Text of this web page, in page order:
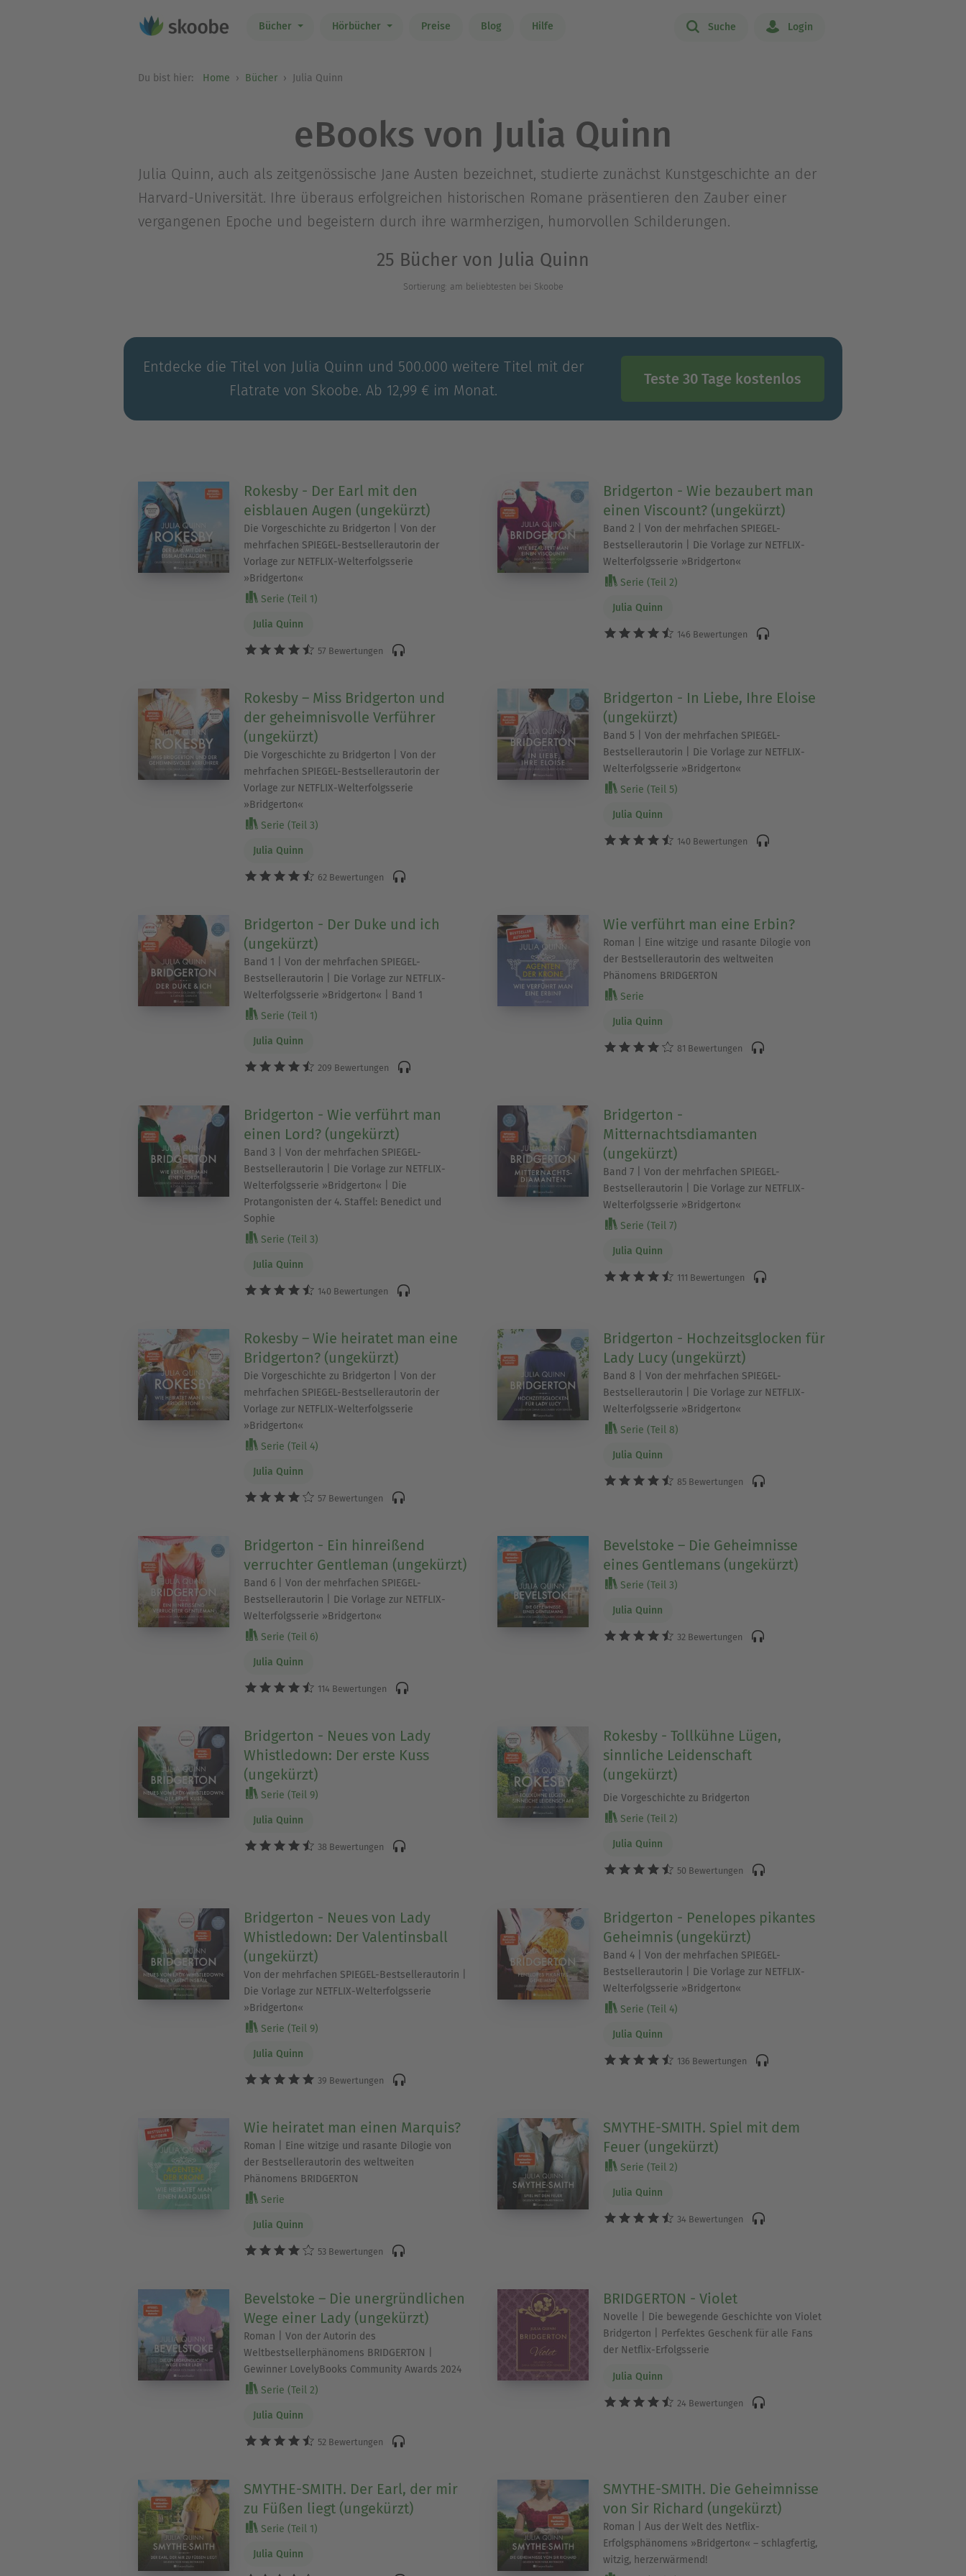
Bücher Hörbücher Preise Blog Hilfe Suche Login
Du bist hier: Home Bücher Julia Quinn
eBooks von Julia Quinn
Julia Quinn, auch als zeitgenössische Jane Austen bezeichnet, studierte zunächst Kunstgeschichte an der
Harvard-Universität. Ihre überaus erfolgreichen historischen Romane präsentieren den Zauber einer
vergangenen Epoche und begeistern durch ihre warmherzigen, humorvollen Schilderungen.
25 Bücher von Julia Quinn
Sortierung: am beliebtesten bei Skoobe
Entdecke die Titel von Julia Quinn und 500.000 weitere Titel mit der
Flatrate von Skoobe. Ab 12,99 € im Monat.
Teste 30 Tage kostenlos
Rokesby - Der Earl mit den
eisblauen Augen (ungekürzt)
Die Vorgeschichte zu Bridgerton | Von der
mehrfachen SPIEGEL-Bestsellerautorin der
Vorlage zur NETFLIX-Welterfolgsserie
»Bridgerton«
Serie (Teil 1)
Julia Quinn
57 Bewertungen
Bridgerton - Wie bezaubert man
einen Viscount? (ungekürzt)
Band 2 | Von der mehrfachen SPIEGEL-
Bestsellerautorin | Die Vorlage zur NETFLIX-
Welterfolgsserie »Bridgerton«
Serie (Teil 2)
Julia Quinn
146 Bewertungen
Rokesby – Miss Bridgerton und
der geheimnisvolle Verführer
(ungekürzt)
Die Vorgeschichte zu Bridgerton | Von der
mehrfachen SPIEGEL-Bestsellerautorin der
Vorlage zur NETFLIX-Welterfolgsserie
»Bridgerton«
Serie (Teil 3)
Julia Quinn
62 Bewertungen
Bridgerton - In Liebe, Ihre Eloise
(ungekürzt)
Band 5 | Von der mehrfachen SPIEGEL-
Bestsellerautorin | Die Vorlage zur NETFLIX-
Welterfolgsserie »Bridgerton«
Serie (Teil 5)
Julia Quinn
140 Bewertungen
Bridgerton - Der Duke und ich
(ungekürzt)
Band 1 | Von der mehrfachen SPIEGEL-
Bestsellerautorin | Die Vorlage zur NETFLIX-
Welterfolgsserie »Bridgerton« | Band 1
Serie (Teil 1)
Julia Quinn
209 Bewertungen
Wie verführt man eine Erbin?
Roman | Eine witzige und rasante Dilogie von
der Bestsellerautorin des weltweiten
Phänomens BRIDGERTON
Serie
Julia Quinn
81 Bewertungen
Bridgerton - Wie verführt man
einen Lord? (ungekürzt)
Band 3 | Von der mehrfachen SPIEGEL-
Bestsellerautorin | Die Vorlage zur NETFLIX-
Welterfolgsserie »Bridgerton« | Die
Protangonisten der 4. Staffel: Benedict und
Sophie
Serie (Teil 3)
Julia Quinn
140 Bewertungen
Bridgerton -
Mitternachtsdiamanten
(ungekürzt)
Band 7 | Von der mehrfachen SPIEGEL-
Bestsellerautorin | Die Vorlage zur NETFLIX-
Welterfolgsserie »Bridgerton«
Serie (Teil 7)
Julia Quinn
111 Bewertungen
Rokesby – Wie heiratet man eine
Bridgerton? (ungekürzt)
Die Vorgeschichte zu Bridgerton | Von der
mehrfachen SPIEGEL-Bestsellerautorin der
Vorlage zur NETFLIX-Welterfolgsserie
»Bridgerton«
Serie (Teil 4)
Julia Quinn
57 Bewertungen
Bridgerton - Hochzeitsglocken für
Lady Lucy (ungekürzt)
Band 8 | Von der mehrfachen SPIEGEL-
Bestsellerautorin | Die Vorlage zur NETFLIX-
Welterfolgsserie »Bridgerton«
Serie (Teil 8)
Julia Quinn
85 Bewertungen
Bridgerton - Ein hinreißend
verruchter Gentleman (ungekürzt)
Band 6 | Von der mehrfachen SPIEGEL-
Bestsellerautorin | Die Vorlage zur NETFLIX-
Welterfolgsserie »Bridgerton«
Serie (Teil 6)
Julia Quinn
114 Bewertungen
Bevelstoke – Die Geheimnisse
eines Gentlemans (ungekürzt)
Serie (Teil 3)
Julia Quinn
32 Bewertungen
Bridgerton - Neues von Lady
Whistledown: Der erste Kuss
(ungekürzt)
Serie (Teil 9)
Julia Quinn
38 Bewertungen
Rokesby - Tollkühne Lügen,
sinnliche Leidenschaft
(ungekürzt)
Die Vorgeschichte zu Bridgerton
Serie (Teil 2)
Julia Quinn
50 Bewertungen
Bridgerton - Neues von Lady
Whistledown: Der Valentinsball
(ungekürzt)
Von der mehrfachen SPIEGEL-Bestsellerautorin |
Die Vorlage zur NETFLIX-Welterfolgsserie
»Bridgerton«
Serie (Teil 9)
Julia Quinn
39 Bewertungen
Bridgerton - Penelopes pikantes
Geheimnis (ungekürzt)
Band 4 | Von der mehrfachen SPIEGEL-
Bestsellerautorin | Die Vorlage zur NETFLIX-
Welterfolgsserie »Bridgerton«
Serie (Teil 4)
Julia Quinn
136 Bewertungen
Wie heiratet man einen Marquis?
Roman | Eine witzige und rasante Dilogie von
der Bestsellerautorin des weltweiten
Phänomens BRIDGERTON
Serie
Julia Quinn
53 Bewertungen
SMYTHE-SMITH. Spiel mit dem
Feuer (ungekürzt)
Serie (Teil 2)
Julia Quinn
34 Bewertungen
Bevelstoke – Die unergründlichen
Wege einer Lady (ungekürzt)
Roman | Von der Autorin des
Weltbestsellerphänomens BRIDGERTON |
Gewinner LovelyBooks Community Awards 2024
Serie (Teil 2)
Julia Quinn
52 Bewertungen
BRIDGERTON - Violet
Novelle | Die bewegende Geschichte von Violet
Bridgerton | Perfektes Geschenk für alle Fans
der Netflix-Erfolgsserie
Julia Quinn
24 Bewertungen
SMYTHE-SMITH. Der Earl, der mir
zu Füßen liegt (ungekürzt)
Serie (Teil 1)
Julia Quinn
SMYTHE-SMITH. Die Geheimnisse
von Sir Richard (ungekürzt)
Roman | Aus der Welt des Netflix-
Erfolgsphänomens »Bridgerton« – schlagfertig,
witzig, herzerwärmend!